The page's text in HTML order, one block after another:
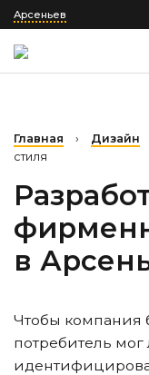
Арсеньев
Главная › Дизайн
стиля
в
Чтобы компания
потребитель мог